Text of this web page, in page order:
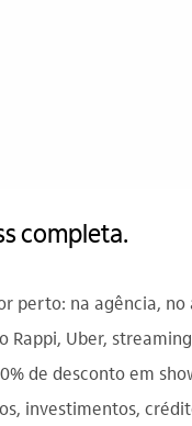
completa.
perto: na agência, no
Rappi, Uber,
de desconto em
investimentos,